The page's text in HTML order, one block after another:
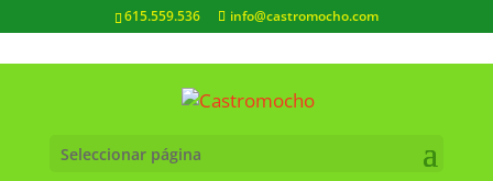
615.559.536 info@castromocho.com
Seleccionar página